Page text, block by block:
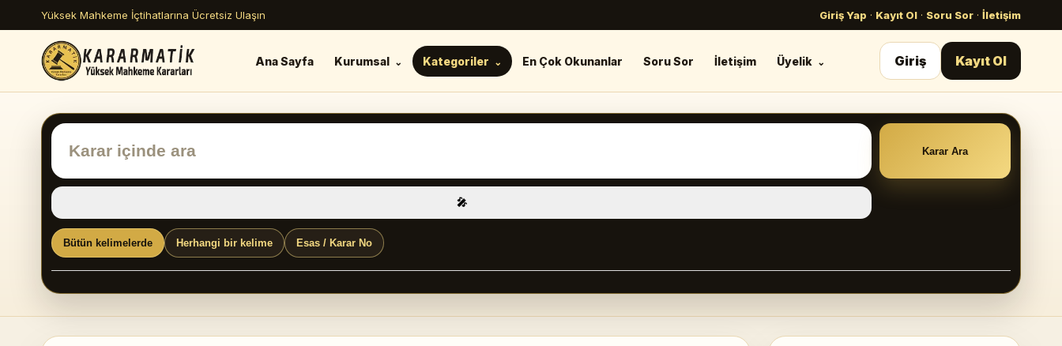
Yüksek Mahkeme İçtihatlarına Ücretsiz Ulaşın Giriş Yap · Kayıt Ol · Soru Sor · İletişim
Ana Sayfa Kurumsal Kategoriler En Çok Okunanlar Soru Sor İletişim Üyelik Giriş Kayıt Ol
Karar Ara
🎤
Bütün kelimelerde Herhangi bir kelime Esas / Karar No